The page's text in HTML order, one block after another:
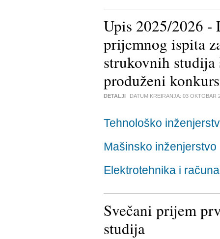
Upis 2025/2026 -
prijemnog ispita
strukovnih
produženi
DETALJI DATUM KREIRANJA: 03 OKTOBAR
Tehnološko
Mašinsko inženjerstvo
Elektrotehnika i
Svečani prijem
studija